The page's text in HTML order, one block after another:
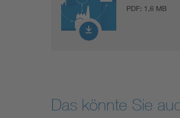
PDF: 1,6 MB
Das könnte Sie